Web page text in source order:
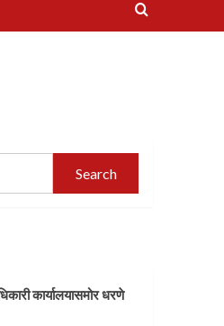
Search
कार्यालयासमोर धरणे